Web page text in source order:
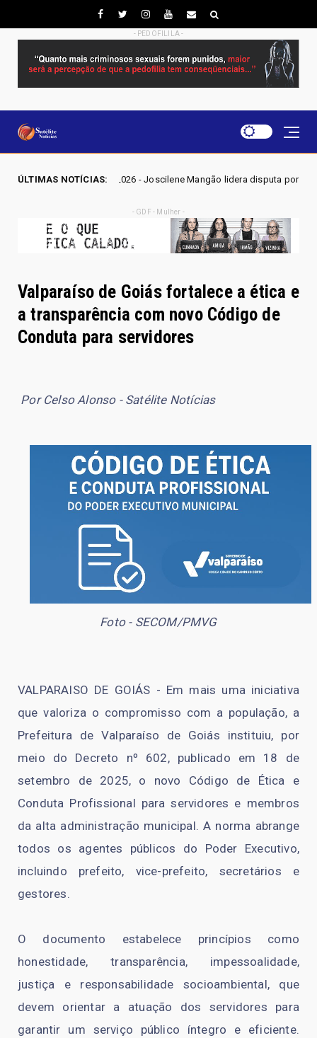
- PEDOFILILA -
ÚLTIMAS NOTÍCIAS:
2026 - Joscilene Mangão lidera disputa por vaga na Alego em Novo
- GDF - Mulher -
Valparaíso de Goiás fortalece a ética e
a transparência com novo Código de
Conduta para servidores
Por Celso Alonso - Satélite Notícias
Foto - SECOM/PMVG
VALPARAISO DE GOIÁS - Em mais uma iniciativa
que valoriza o compromisso com a população, a
Prefeitura de Valparaíso de Goiás instituiu, por
meio do Decreto nº 602, publicado em 18 de
setembro de 2025, o novo Código de Ética e
Conduta Profissional para servidores e membros
da alta administração municipal. A norma abrange
todos os agentes públicos do Poder Executivo,
incluindo prefeito, vice-prefeito, secretários e
gestores.
O documento estabelece princípios como
honestidade, transparência, impessoalidade,
justiça e responsabilidade socioambiental, que
devem orientar a atuação dos servidores para
garantir um serviço público íntegro e eficiente.